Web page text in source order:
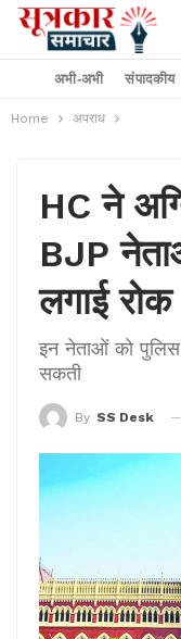
अभी-अभी संपादकीय
Home अपराध
HC ने
BJP
लगाई रोक
इन नेताओं को पुलिस
सकती
By SS Desk